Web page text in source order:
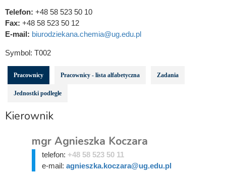
Telefon: +48 58 523 50 10
Fax: +48 58 523 50 12
E-mail: biurodziekana.chemia@ug.edu.pl
Symbol: T002
Pracownicy Pracownicy - lista alfabetyczna Zadania
Jednostki podległe
Kierownik
mgr Agnieszka Koczara
telefon: +48 58 523 50 11
e-mail: agnieszka.koczara@ug.edu.pl